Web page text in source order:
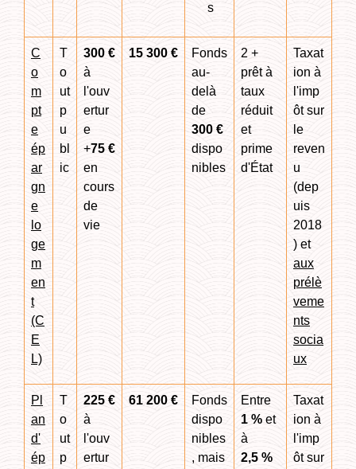
s
C
o
m
pt
e
ép
ar
gn
e
lo
ge
m
en
t
(C
E
L)
T
o
ut
p
u
bl
ic
300 €
à
l'ouv
ertur
e
+75 €
en
cours
de
vie
15 300 €
Fonds
au-
delà
de
300 €
dispo
nibles
2 +
prêt à
taux
réduit
et
prime
d'État
Taxat
ion à
l'imp
ôt sur
le
reven
u
(dep
uis
2018
) et
aux
prélè
veme
nts
socia
ux
Pl
an
d'
ép
T
o
ut
p
225 €
à
l'ouv
ertur
61 200 €
Fonds
dispo
nibles
, mais
Entre
1 % et
à
2,5 %
Taxat
ion à
l'imp
ôt sur